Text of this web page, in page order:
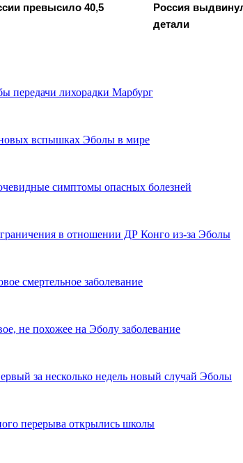
превысило 40,5
Россия
детали
передачи лихорадки Марбург
вспышках Эболы в мире
симптомы опасных болезней
в отношении ДР Конго из-за Эболы
смертельное заболевание
не похожее на Эболу заболевание
за несколько недель новый случай Эболы
перерыва открылись школы